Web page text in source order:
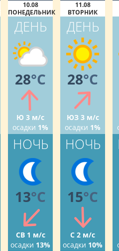
10.08
ПОНЕДЕЛЬНИК
ДЕНЬ
28°C
Ю 3 м/с
осадки 1%
НОЧЬ
13°C
СВ 1 м/с
осадки 13%
11.08
ВТОРНИК
ДЕНЬ
28°C
ЮЗ 3 м/с
осадки 1%
НОЧЬ
15°C
С 2 м/с
осадки 10%